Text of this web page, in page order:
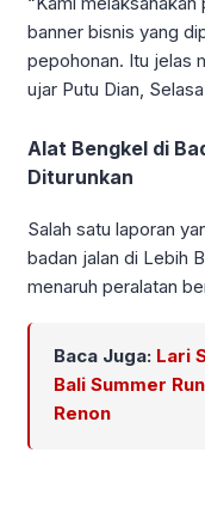
banner bisnis yang
pepohonan. Itu jelas
ujar Putu Dian,
Alat Bengkel di
Diturunkan
Salah satu laporan
badan jalan di Lebih
menaruh peralatan
Baca Juga: Lari
Bali Summer
Renon